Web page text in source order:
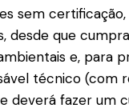
sem
desde que
e, para
técnico (com
deverá fazer